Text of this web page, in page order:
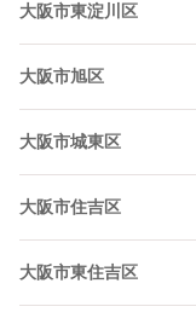
大阪市東淀川区
大阪市旭区
大阪市城東区
大阪市住吉区
大阪市東住吉区